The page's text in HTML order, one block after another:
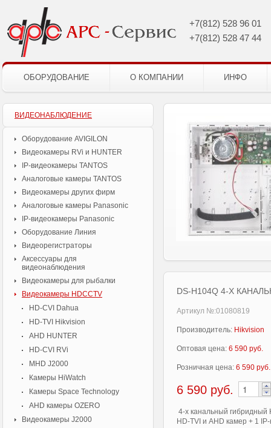
+7(812) 528 96 01
+7(812) 528 47 44
ОБОРУДОВАНИЕ О КОМПАНИИ ИНФО
ВИДЕОНАБЛЮДЕНИЕ
Оборудование AVIGILON
Видеокамеры RVi и HUNTER
IP-видеокамеры TANTOS
Аналоговые камеры TANTOS
Видеокамеры других фирм
Аналоговые камеры Panasonic
IP-видеокамеры Panasonic
Оборудование Линия
Видеорегистраторы
Аксессуары для
видеонаблюдения
Видеокамеры для рыбалки
Видеокамеры HDCCTV
HD-CVI Dahua
HD-TVI Hikvision
AHD HUNTER
HD-CVI RVi
MHD J2000
Камеры HiWatch
Камеры Space Technology
AHD камеры OZERO
Видеокамеры J2000
DS-H104Q 4-Х
Артикул №:01080819
Производитель: Hikvision
Оптовая цена: 6 590 руб.
Розничная цена: 6 590 руб.
6 590 руб.
4-х канальный гибридный
HD-TVI и AHD камер + 1